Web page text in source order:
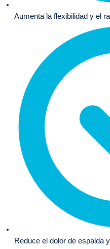
Aumenta la flexibilidad y el
Reduce el dolor de espalda